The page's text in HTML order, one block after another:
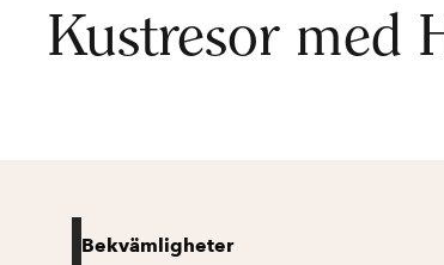
Kustresor med
Bekvämligheter